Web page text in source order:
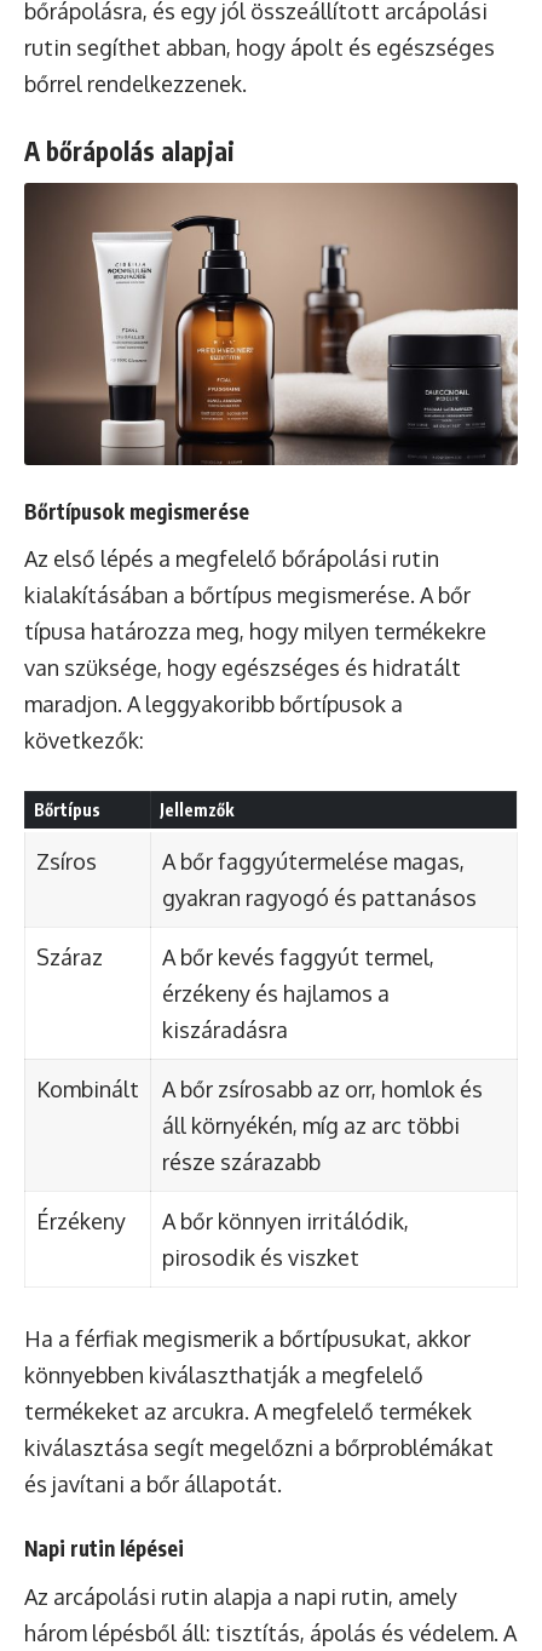
bőrápolásra, és egy jól összeállított arcápolási
rutin segíthet abban, hogy ápolt és egészséges
bőrrel rendelkezzenek.
A bőrápolás alapjai
Bőrtípusok megismerése
Az első lépés a megfelelő bőrápolási rutin
kialakításában a bőrtípus megismerése. A bőr
típusa határozza meg, hogy milyen termékekre
van szüksége, hogy egészséges és hidratált
maradjon. A leggyakoribb bőrtípusok a
következők:
Bőrtípus Jellemzők
Zsíros
A bőr faggyútermelése magas,
gyakran ragyogó és pattanásos
Száraz
A bőr kevés faggyút termel,
érzékeny és hajlamos a
kiszáradásra
Kombinált
A bőr zsírosabb az orr, homlok és
áll környékén, míg az arc többi
része szárazabb
Érzékeny
A bőr könnyen irritálódik,
pirosodik és viszket
Ha a férfiak megismerik a bőrtípusukat, akkor
könnyebben kiválaszthatják a megfelelő
termékeket az arcukra. A megfelelő termékek
kiválasztása segít megelőzni a bőrproblémákat
és javítani a bőr állapotát.
Napi rutin lépései
Az arcápolási rutin alapja a napi rutin, amely
három lépésből áll: tisztítás, ápolás és védelem. A